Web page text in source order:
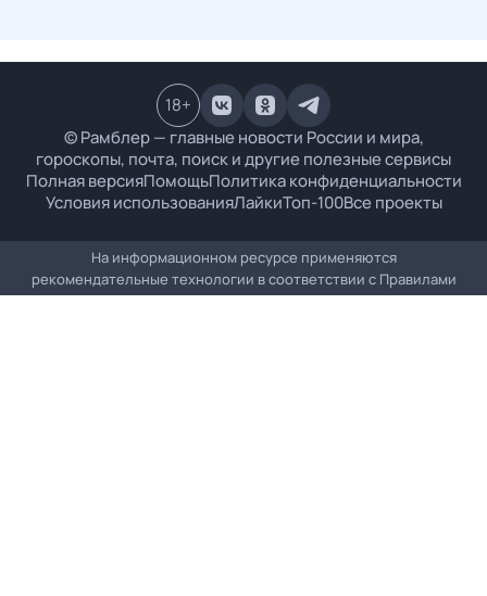
© Рамблер — главные новости России и мира,
гороскопы, почта, поиск и другие полезные сервисы
Полная версияПомощьПолитика конфиденциальности
Условия использованияЛайкиТоп-100Все проекты
18+
На информационном ресурсе применяются
рекомендательные технологии в соответствии с Правилами